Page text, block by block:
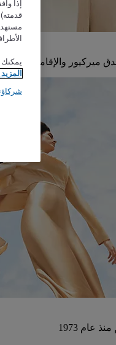
ميركيور والإقامة فيه
عام 1973
إذا